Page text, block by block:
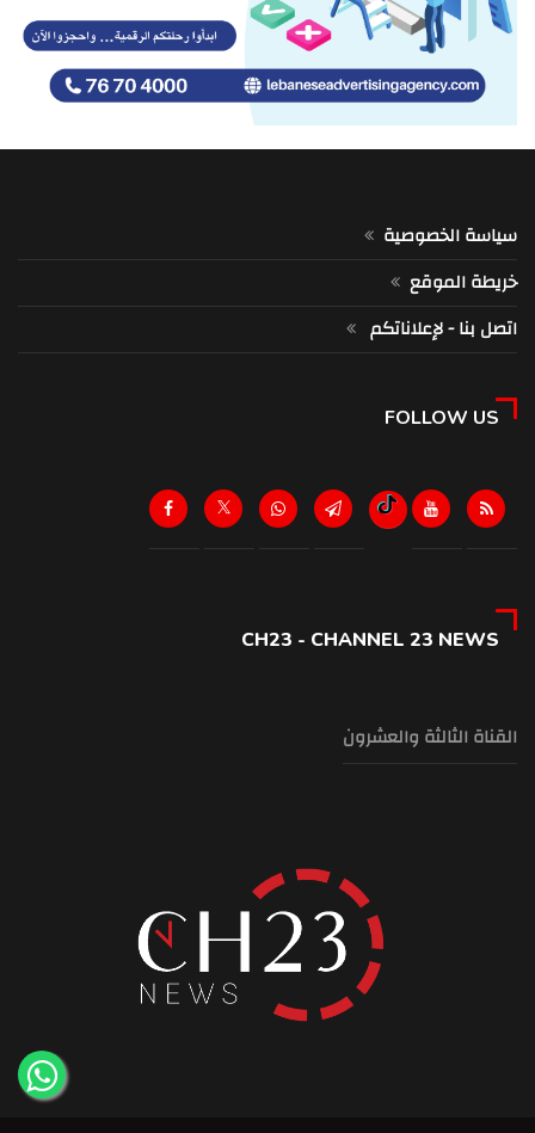
سياسة الخصوصية
خريطة الموقع
اتصل بنا - لإعلاناتكم
FOLLOW US
CH23 - CHANNEL 23 NEWS
القناة الثالثة والعشرون